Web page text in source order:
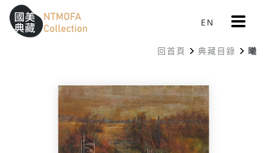
跳到中間主要內容區
網站導覽
::: EN 更
多
單
回首頁 典藏目錄 曦